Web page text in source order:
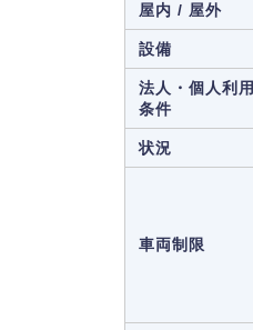
屋内 / 屋外
設備
法人・個人利用
条件
状況
車両制限